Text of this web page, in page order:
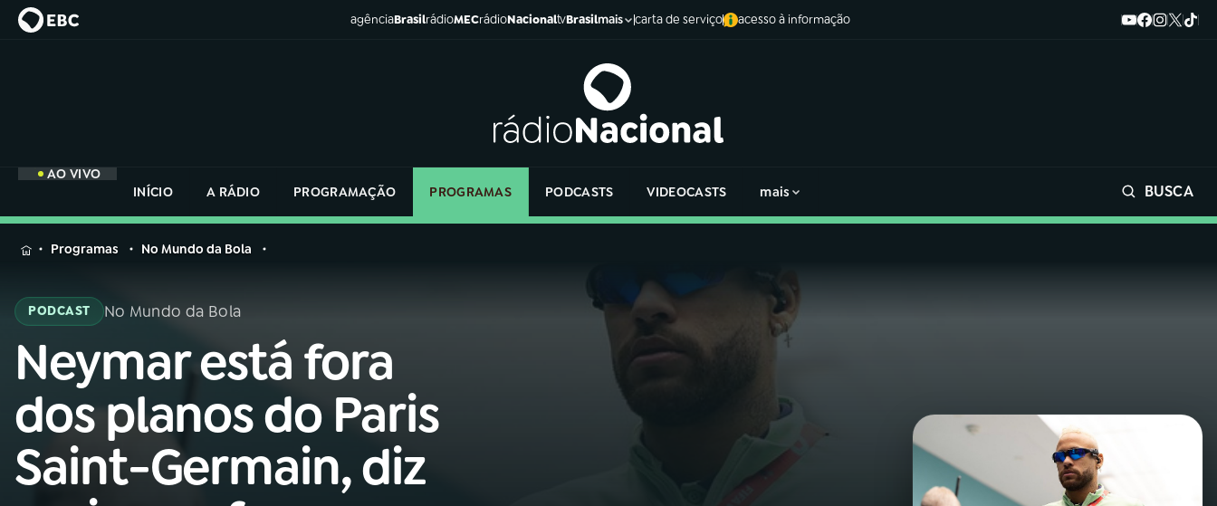
agênciaBrasilrádioMECrádioNacionaltvBrasilmais carta de serviço acesso à informação
AO VIVO
INÍCIO
A RÁDIO PROGRAMAÇÃO PROGRAMAS PODCASTS VIDEOCASTS mais BUSCA
MENU
Buscar
na
Rádio
Nacional
01 INÍCIO
na
Rádio
Programas No Mundo da Bola
PODCAST No Mundo da Bola
Neymar está fora
dos planos do Paris
Saint-Germain, diz